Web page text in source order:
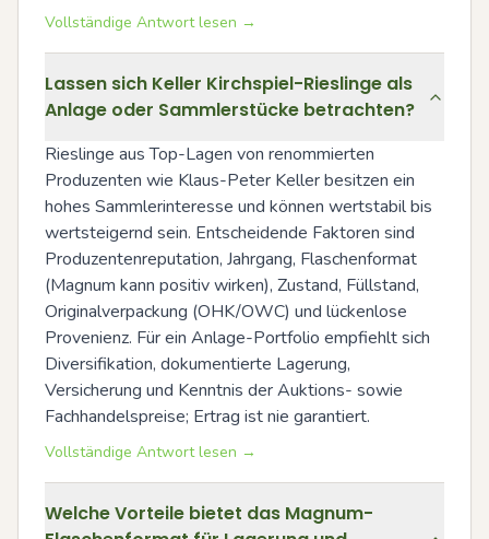
Vollständige Antwort lesen →
Lassen sich Keller Kirchspiel-Rieslinge als
Anlage oder Sammlerstücke betrachten?
Rieslinge aus Top-Lagen von renommierten
Produzenten wie Klaus-Peter Keller besitzen ein
hohes Sammlerinteresse und können wertstabil bis
wertsteigernd sein. Entscheidende Faktoren sind
Produzentenreputation, Jahrgang, Flaschenformat
(Magnum kann positiv wirken), Zustand, Füllstand,
Originalverpackung (OHK/OWC) und lückenlose
Provenienz. Für ein Anlage-Portfolio empfiehlt sich
Diversifikation, dokumentierte Lagerung,
Versicherung und Kenntnis der Auktions- sowie
Fachhandelspreise; Ertrag ist nie garantiert.
Vollständige Antwort lesen →
Welche Vorteile bietet das Magnum-